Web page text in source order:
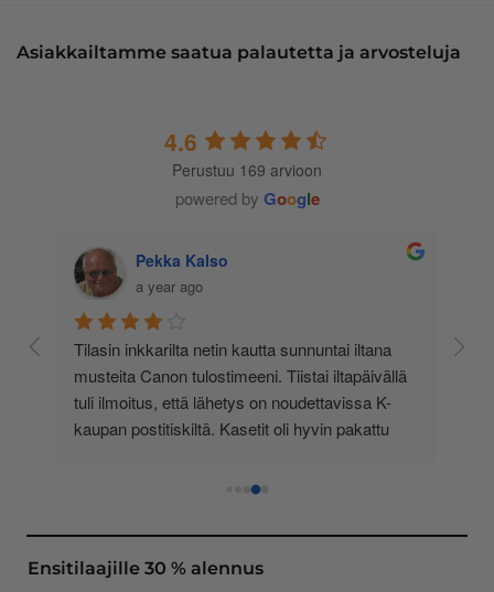
Asiakkailtamme saatua palautetta ja arvosteluja
4.6
Perustuu 169 arvioon
powered by Google
Marko Vettenranta
a year ago
Tein jokunen vuosi sitten hintavertailua eri
toimittajien kesken, ja totesin Inkkarin olevan
edullisin - ja sitä se on edelleen. Tilaaminen on
selkeää ja helppoa, valikoima on valtava,
asiakaspalvelu todella ripeää (s-postin kautta) ja
oli noudettavissa postin lokerosta tänään!! En
näe mitään syytä vaihtaa toimittajaa. Kaikki on
Ensitilaajille 30 % alennus